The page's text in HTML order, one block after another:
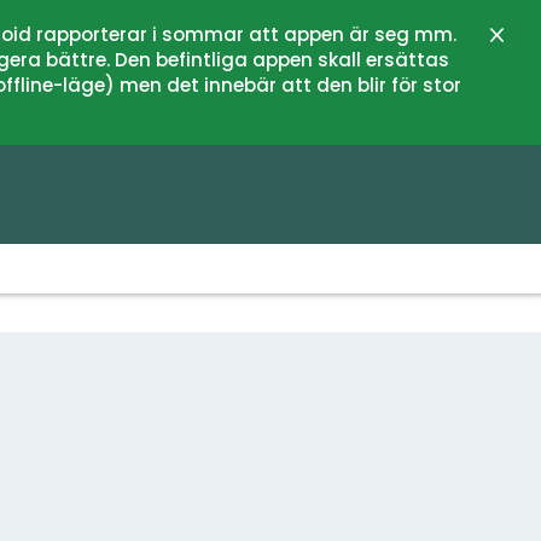
rapporterar i sommar att appen är seg mm.
bättre. Den befintliga appen skall ersättas
läge) men det innebär att den blir för stor